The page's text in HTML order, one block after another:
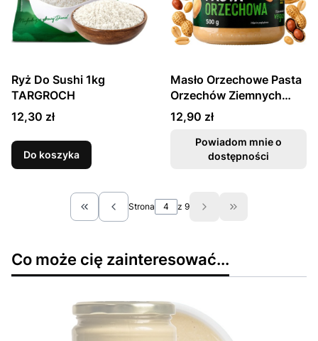
Ryż Do Sushi 1kg
TARGROCH
Cena
12,30 zł
Do koszyka
Masło Orzechowe Pasta
Orzechów Ziemnych
Smooth Peanut Butter
500g TARGROCH
Cena
12,90 zł
Powiadom mnie o
dostępności
Wróć do pierwszej strony z produktami
Strona z 9 Przejdź do
Co może cię zainteresować...